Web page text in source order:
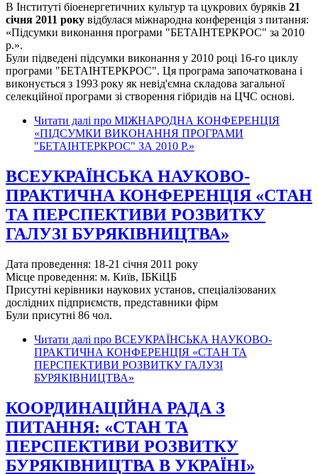
В Інституті біоенергетичних культур та цукрових буряків 21
січня 2011 року відбулася міжнародна конференція з питання:
«Підсумки виконання програми "БЕТАІНТЕРКРОС" за 2010
р.».
Були підведені підсумки виконання у 2010 році 16-го циклу
програми "БЕТАІНТЕРКРОС". Ця програма започаткована і
виконується з 1993 року як невід'ємна складова загальної
селекційної програми зі створення гібридів на ЦЧС основі.
Читати далі про МІЖНАРОДНА КОНФЕРЕНЦІЯ
«ПІДСУМКИ ВИКОНАННЯ ПРОГРАМИ
"БЕТАІНТЕРКРОС" ЗА 2010 Р.»
ВСЕУКРАЇНСЬКА НАУКОВО-
ПРАКТИЧНА КОНФЕРЕНЦІЯ «СТАН
ТА ПЕРСПЕКТИВИ РОЗВИТКУ
ГАЛУЗІ БУРЯКІВНИЦТВА»
Дата проведення: 18-21 січня 2011 року
Місце проведення: м. Київ, ІБКіЦБ
Присутні керівники наукових установ, спеціалізованих
дослідних підприємств, представники фірм
Були присутні 86 чол.
Читати далі про ВСЕУКРАЇНСЬКА НАУКОВО-
ПРАКТИЧНА КОНФЕРЕНЦІЯ «СТАН ТА
ПЕРСПЕКТИВИ РОЗВИТКУ ГАЛУЗІ
БУРЯКІВНИЦТВА»
КООРДИНАЦІЙНА РАДА З
ПИТАННЯ: «СТАН ТА
ПЕРСПЕКТИВИ РОЗВИТКУ
БУРЯКІВНИЦТВА В УКРАЇНІ»